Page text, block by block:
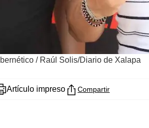
/ Raúl Solis/Diario de Xalapa
Artículo impreso Compartir